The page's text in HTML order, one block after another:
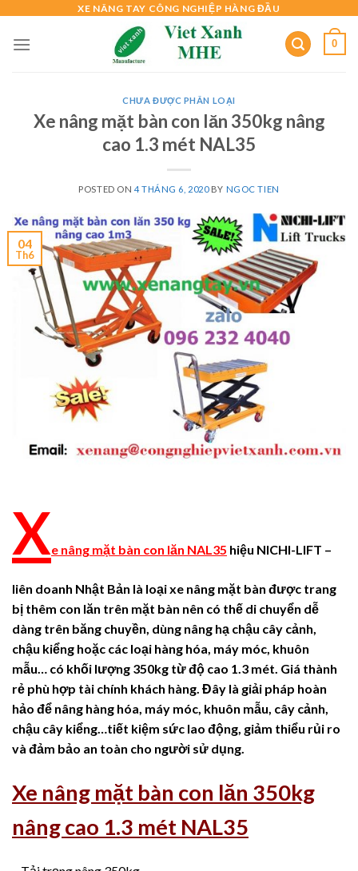
content
XE NÂNG TAY CÔNG NGHIỆP HÀNG ĐẦU
0
CHƯA ĐƯỢC PHÂN LOẠI
Xe nâng mặt bàn con lăn 350kg nâng
cao 1.3 mét NAL35
POSTED ON 4 THÁNG 6, 2020BY NGOC TIEN
04
Th6
Xe nâng mặt bàn con lăn NAL35 hiệu NICHI-LIFT –
liên doanh Nhật Bản là loại xe nâng mặt bàn được trang
bị thêm con lăn trên mặt bàn nên có thế di chuyển dễ
dàng trên băng chuyền, dùng nâng hạ chậu cây cảnh,
chậu kiểng hoặc các loại hàng hóa, máy móc, khuôn
mẫu… có khối lượng 350kg từ độ cao 1.3 mét. Giá thành
rẻ phù hợp tài chính khách hàng. Đây là giải pháp hoàn
hảo để nâng hàng hóa, máy móc, khuôn mẫu, cây cảnh,
chậu cây kiểng…tiết kiệm sức lao động, giảm thiểu rủi ro
và đảm bảo an toàn cho người sử dụng.
Xe nâng mặt bàn con lăn 350kg
nâng cao 1.3 mét NAL35